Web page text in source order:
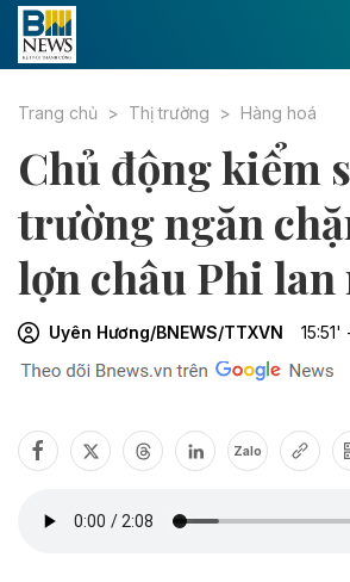
Trang chủ Thị trường Hàng hoá
Chủ động kiểm
trường ngăn
lợn châu Phi
Uyên Hương/BNEWS/TTXVN
Zalo